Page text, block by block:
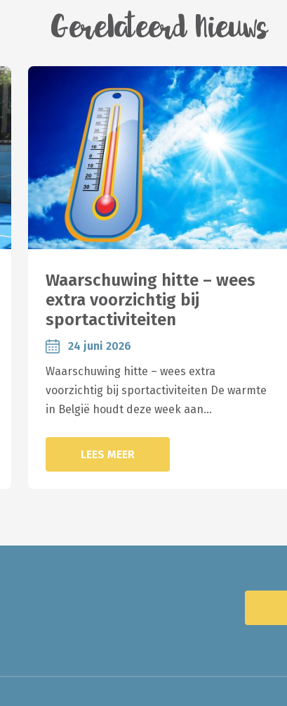
Gerelateerd Nieuws
Waarschuwing hitte – wees
extra voorzichtig bij
sportactiviteiten
24 juni 2026
Waarschuwing hitte – wees extra
voorzichtig bij sportactiviteiten De warmte
in België houdt deze week aan…
LEES MEER